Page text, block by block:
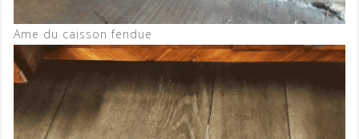
Ame du caisson fendue